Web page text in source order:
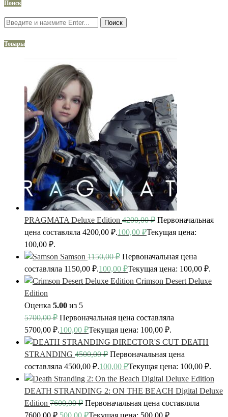
Поиск
Поиск
Товары
PRAGMATA Deluxe Edition 4200,00₽ Первоначальная
цена составляла 4200,00 ₽.100,00 ₽Текущая цена:
100,00 ₽.
Samson 1150,00₽ Первоначальная цена
составляла 1150,00 ₽.100,00 ₽Текущая цена: 100,00 ₽.
Crimson Desert Deluxe
Edition
Оценка 5.00 из 5
5700,00₽ Первоначальная цена составляла
5700,00 ₽.100,00 ₽Текущая цена: 100,00 ₽.
DEATH
STRANDING 4500,00₽ Первоначальная цена
составляла 4500,00 ₽.100,00 ₽Текущая цена: 100,00 ₽.
DEATH STRANDING 2: ON THE BEACH Digital Deluxe
Edition 7600,00₽ Первоначальная цена составляла
7600,00 ₽. 500,00 ₽Текущая цена: 500,00 ₽.